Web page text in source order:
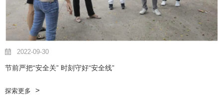
2022-09-30
节前严把“安全关” 时刻守好“安全线”
探索更多